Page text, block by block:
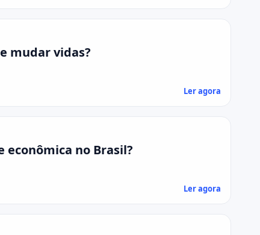
mudar vidas?
Ler agora
no Brasil?
Ler agora